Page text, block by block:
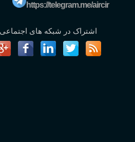
https://telegram.me/aircir
اشتراک در شبکه های اجتماعی